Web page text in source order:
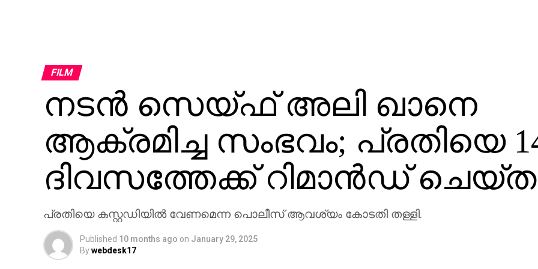
FILM
നടന്‍ സെയ്ഫ് അലി ഖാനെ
ആക്രമിച്ച സംഭവം; പ്രതിയെ
ദിവസത്തേക്ക് റിമാന്‍ഡ്
പ്രതിയെ കസ്റ്റഡിയില്‍ വേണമെന്ന പൊലീസ് ആവശ്യം കോടതി തള്ളി.
Published 10 months ago on January 29, 2025
Bywebdesk17